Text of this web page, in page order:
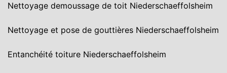
Nettoyage demoussage de toit Niederschaeffolsheim
Nettoyage et pose de gouttières Niederschaeffolsheim
Entanchéité toiture Niederschaeffolsheim